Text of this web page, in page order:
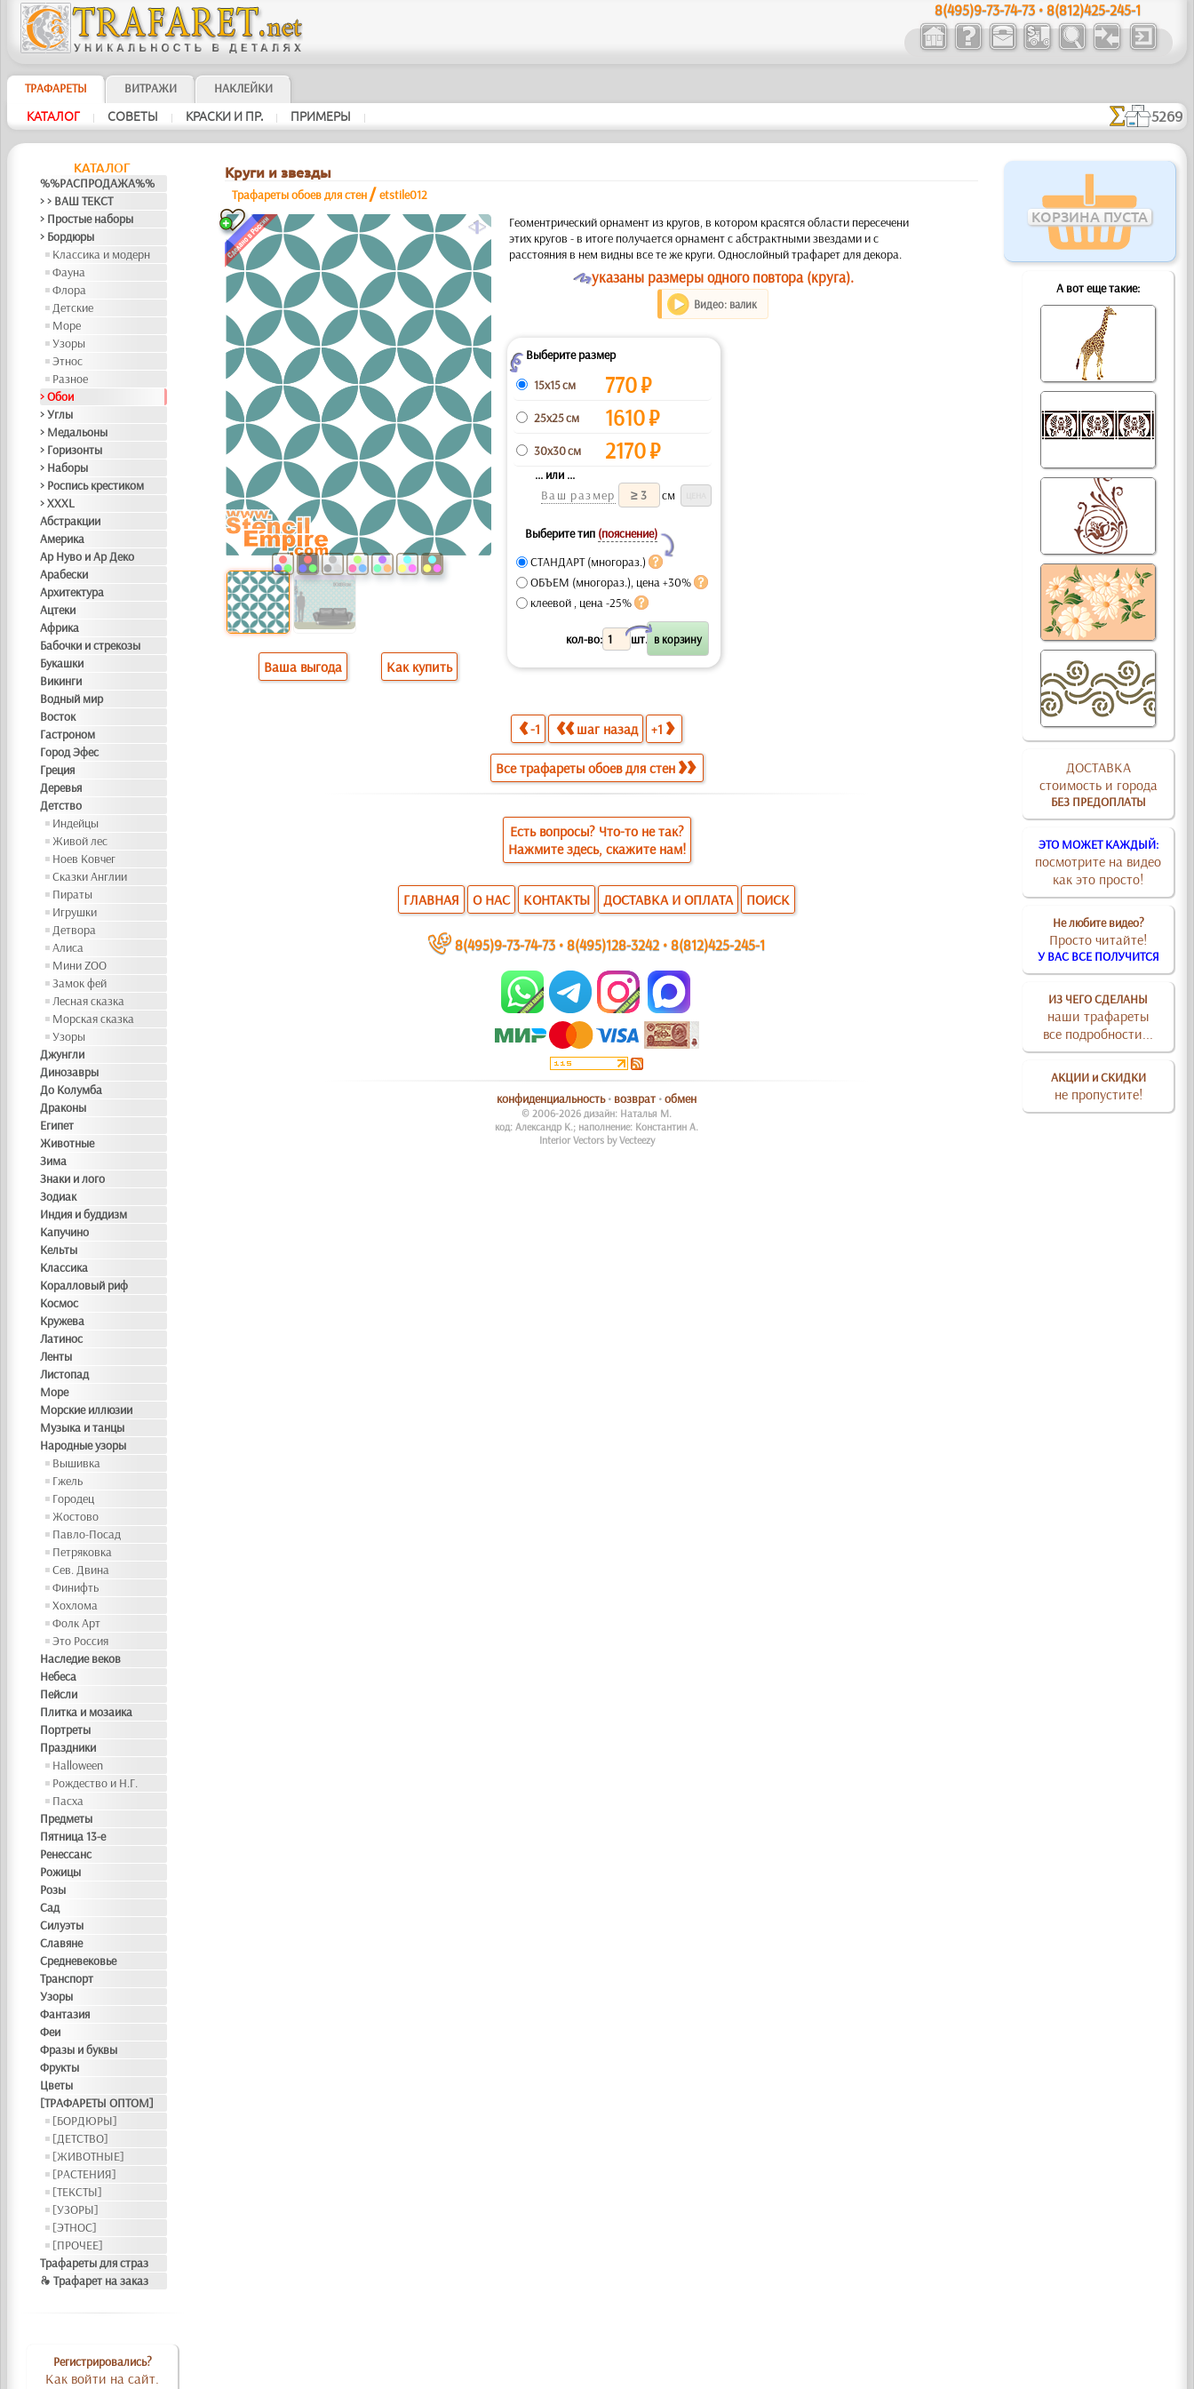
8(495)9-73-74-73 • 8(812)425-245-1
ТРАФАРЕТЫ ВИТРАЖИ НАКЛЕЙКИ
КАТАЛОГ | СОВЕТЫ | КРАСКИ И ПР. | ПРИМЕРЫ | 5269
КАТАЛОГ
%%РАСПРОДАЖА%%
> > ВАШ ТЕКСТ
> Простые наборы
> Бордюры
Классика и модерн
Фауна
Флора
Детские
Море
Узоры
Этнос
Разное
> Обои
> Углы
> Медальоны
> Горизонты
> Наборы
> Роспись крестиком
> XXXL
Абстракции
Америка
Ар Нуво и Ар Деко
Арабески
Архитектура
Ацтеки
Африка
Бабочки и стрекозы
Букашки
Викинги
Водный мир
Восток
Гастроном
Город Эфес
Греция
Деревья
Детство
Индейцы
Живой лес
Ноев Ковчег
Сказки Англии
Пираты
Игрушки
Детвора
Алиса
Мини ZOO
Замок фей
Лесная сказка
Морская сказка
Узоры
Джунгли
Динозавры
До Колумба
Драконы
Египет
Животные
Зима
Знаки и лого
Зодиак
Индия и буддизм
Капучино
Кельты
Классика
Коралловый риф
Космос
Кружева
Латинос
Ленты
Листопад
Море
Морские иллюзии
Музыка и танцы
Народные узоры
Вышивка
Гжель
Городец
Жостово
Павло-Посад
Петряковка
Сев. Двина
Финифть
Хохлома
Фолк Арт
Это Россия
Наследие веков
Небеса
Пейсли
Плитка и мозаика
Портреты
Праздники
Halloween
Рождество и Н.Г.
Пасха
Предметы
Пятница 13-е
Ренессанс
Рожицы
Розы
Сад
Силуэты
Славяне
Средневековье
Транспорт
Узоры
Фантазия
Феи
Фразы и буквы
Фрукты
Цветы
[ТРАФАРЕТЫ ОПТОМ]
[БОРДЮРЫ]
[ДЕТСТВО]
[ЖИВОТНЫЕ]
[РАСТЕНИЯ]
[ТЕКСТЫ]
[УЗОРЫ]
[ЭТНОС]
[ПРОЧЕЕ]
Трафареты для страз
❧ Трафарет на заказ
Регистрировались?
Как войти на сайт.
КОРЗИНА ПУСТА
А вот еще такие:
ДОСТАВКА
стоимость и города
БЕЗ ПРЕДОПЛАТЫ
ЭТО МОЖЕТ КАЖДЫЙ:
посмотрите на видео
как это просто!
Не любите видео?
Просто читайте!
У ВАС ВСЕ ПОЛУЧИТСЯ
ИЗ ЧЕГО СДЕЛАНЫ
наши трафареты
все подробности...
АКЦИИ и СКИДКИ
не пропустите!
Круги и звезды
Трафареты обоев для стен /etstile012
a
Ваша выгода Как купить
Геоментрический орнамент из кругов, в котором красятся области пересечени
этих кругов - в итоге получается орнамент с абстрактными звездами и с
расстояния в нем видны все те же круги. Однослойный трафарет для декора.
Oуказаны размеры одного повтора (круга).
Видео: валик
ZВыберите размер
15x15 см
770₽
25x25 см 1610₽
30x30 см 2170₽
... или ...
Ваш размер
см
Выберите тип (пояснение)
Y
СТАНДАРТ (многораз.)
ОБЪЕМ (многораз.), цена +30%
клеевой , цена -25%
кол-во: шт.
X
-1 шаг назад +1
Все трафареты обоев для стен
Есть вопросы? Что-то не так?
Нажмите здесь, скажите нам!
ГЛАВНАЯ О НАС КОНТАКТЫ ДОСТАВКА И ОПЛАТА ПОИСК
~ 8(495)9-73-74-73 •8(495)128-3242 •8(812)425-245-1
конфиденциальность• возврат •обмен
© 2006-2026 дизайн: Наталья М.
код: Александр К.; наполнение: Константин А.
Interior Vectors by Vecteezy